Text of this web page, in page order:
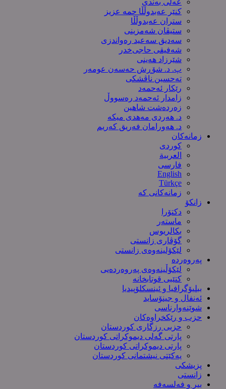
کنێر عەبدوڵڵا حمە عزیز
ستران عەبدوڵڵا
ستیڤان شەمزینی
سەدیق سەعید رەواندزی
شه‌فیقی حاجی‌خدر
شێرزاد هەینی
پ. د. شۆڕش حەسەن عومەر
تەحسین ناڤشکی
رێکار ئەحمەد
زامدار ئەحمەد رەسووڵ
زه‌رده‌شت شاهین
د. هەردی مەهدی میکە
د. هەورامان فەریق كەریم
زمانەکان
کوردی
العربیة
فارسی
English
Türkçe
زمانەکانی کە
زانکۆ
دکتۆرا
ماستەر
بکالریوس
گۆڤاری زانستی
لێکۆلینەوەی زانستی
پەروەردە
لێکۆڵینەوەی پەروەردەیی
کتێبی قوتابخانە
ببلیۆگرافیا و ئینسکلۆپیدیا
ئەنفال و جینۆساید
شوێنەوارناسی
حزب و رێکخراوەکان
حزبی رزگاری کوردستان
پارتی گەلی دیموکراتی کوردستان
پارتی دیموکراتی کوردستان
یەکێتی نیشتمانی کوردستان
پزیشکی
زانستی
بیر و فەلسەفە